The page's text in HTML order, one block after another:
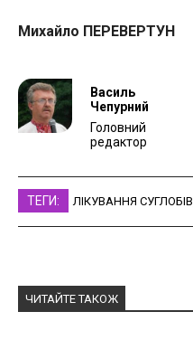
Михайло ПЕРЕВЕРТУН
Василь
Чепурний
Головний
редактор
ТЕГИ: ЛІКУВАННЯ СУГЛОБІВ
ЧИТАЙТЕ ТАКОЖ